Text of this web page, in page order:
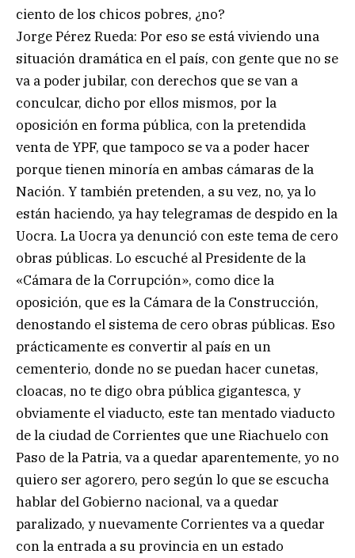
ciento de los chicos pobres, ¿no?
Jorge Pérez Rueda: Por eso se está viviendo una
situación dramática en el país, con gente que no se
va a poder jubilar, con derechos que se van a
conculcar, dicho por ellos mismos, por la
oposición en forma pública, con la pretendida
venta de YPF, que tampoco se va a poder hacer
porque tienen minoría en ambas cámaras de la
Nación. Y también pretenden, a su vez, no, ya lo
están haciendo, ya hay telegramas de despido en la
Uocra. La Uocra ya denunció con este tema de cero
obras públicas. Lo escuché al Presidente de la
«Cámara de la Corrupción», como dice la
oposición, que es la Cámara de la Construcción,
denostando el sistema de cero obras públicas. Eso
prácticamente es convertir al país en un
cementerio, donde no se puedan hacer cunetas,
cloacas, no te digo obra pública gigantesca, y
obviamente el viaducto, este tan mentado viaducto
de la ciudad de Corrientes que une Riachuelo con
Paso de la Patria, va a quedar aparentemente, yo no
quiero ser agorero, pero según lo que se escucha
hablar del Gobierno nacional, va a quedar
paralizado, y nuevamente Corrientes va a quedar
con la entrada a su provincia en un estado